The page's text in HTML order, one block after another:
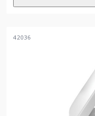
42036